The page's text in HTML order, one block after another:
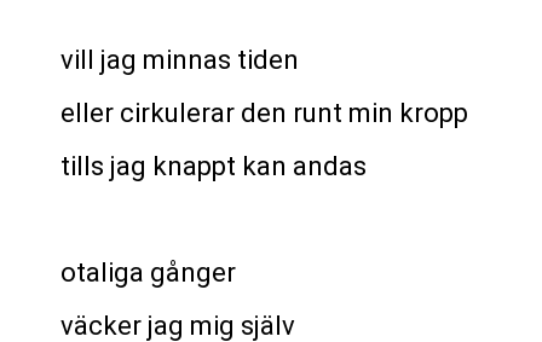
vill jag minnas tiden
eller cirkulerar den runt min kropp
tills jag knappt kan andas
otaliga gånger
väcker jag mig själv